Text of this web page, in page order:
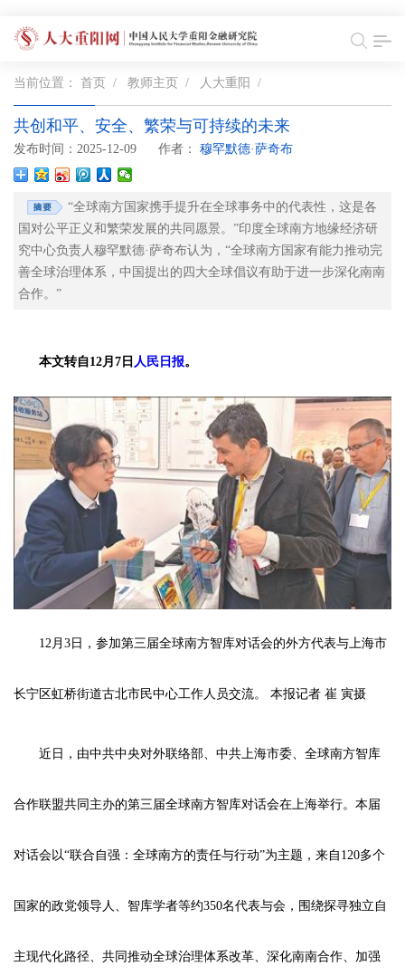
当前位置： 首页 / 教师主页 / 人大重阳 /
共创和平、安全、繁荣与可持续的未来
发布时间：2025-12-09 作者： 穆罕默德·萨奇布
“全球南方国家携手提升在全球事务中的代表性，这是各
国对公平正义和繁荣发展的共同愿景。”印度全球南方地缘经济研
究中心负责人穆罕默德·萨奇布认为，“全球南方国家有能力推动完
善全球治理体系，中国提出的四大全球倡议有助于进一步深化南南
合作。”
本文转自12月7日 人民日报。
12月3日，参加第三届全球南方智库对话会的外方代表与上海市
长宁区虹桥街道古北市民中心工作人员交流。 本报记者 崔 寅摄
近日，由中共中央对外联络部、中共上海市委、全球南方智库
合作联盟共同主办的第三届全球南方智库对话会在上海举行。本届
对话会以“联合自强：全球南方的责任与行动”为主题，来自120多个
国家的政党领导人、智库学者等约350名代表与会，围绕探寻独立自
主现代化路径、共同推动全球治理体系改革、深化南南合作、加强